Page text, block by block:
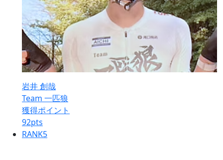
岩井 創哉
Team 一匹狼
獲得ポイント
92pts
RANK5